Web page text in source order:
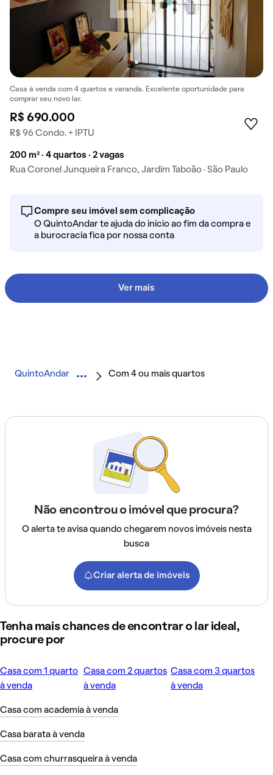
Casa à venda com 4 quartos e varanda. Excelente oportunidade para
comprar seu novo lar.
R$ 690.000
R$ 96 Condo. + IPTU
200 m² · 4 quartos · 2 vagas
Rua Coronel Junqueira Franco, Jardim Taboão · São Paulo
Compre seu imóvel sem complicação
O QuintoAndar te ajuda do início ao fim da compra e
a burocracia fica por nossa conta
Ver mais
QuintoAndar Com 4 ou mais quartos
Não encontrou o imóvel que procura?
O alerta te avisa quando chegarem novos imóveis nesta
busca
Criar alerta de imóveis
Tenha mais chances de encontrar o lar ideal,
procure por
Casa com 1 quarto
à venda
Casa com 2 quartos
à venda
Casa com 3 quartos
à venda
Casa com academia à venda
Casa barata à venda
Casa com churrasqueira à venda